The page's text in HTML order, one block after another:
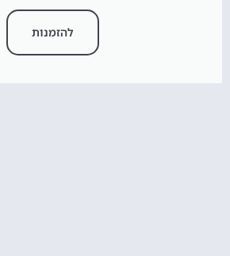
להזמנות